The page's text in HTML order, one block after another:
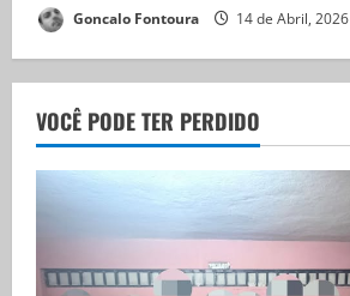
Goncalo Fontoura 14 de Abril, 2026
VOCÊ PODE TER PERDIDO